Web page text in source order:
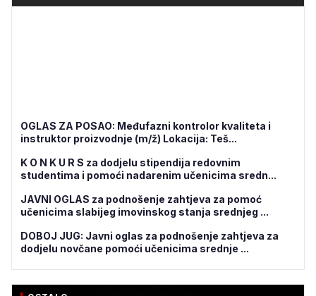
OGLAS ZA POSAO: Međufazni kontrolor kvaliteta i
instruktor proizvodnje (m/ž) Lokacija: Teš...
K O N K U R S za dodjelu stipendija redovnim
studentima i pomoći nadarenim učenicima sredn...
JAVNI OGLAS za podnošenje zahtjeva za pomoć
učenicima slabijeg imovinskog stanja srednjeg ...
DOBOJ JUG: Javni oglas za podnošenje zahtjeva za
dodjelu novčane pomoći učenicima srednje ...